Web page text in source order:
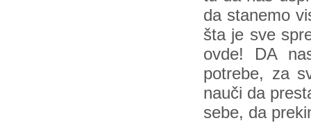
da stanemo
šta je sve
ovde! DA
potrebe, za
nauči da
sebe, da